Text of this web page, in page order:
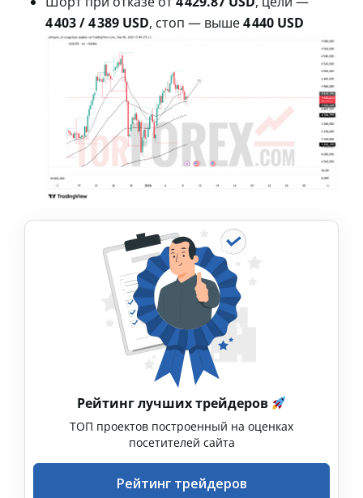
4 403 / 4 389 USD, стоп — выше4 440 USD
Рейтинг лучших трейдеров
ТОП проектов построенный на оценках
посетителей сайта
Рейтинг трейдеров